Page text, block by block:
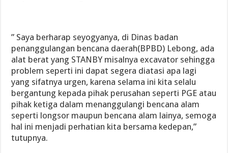
” Saya berharap seyogyanya, di Dinas badan
penanggulangan bencana daerah(BPBD) Lebong, ada
alat berat yang STANBY misalnya excavator sehingga
problem seperti ini dapat segera diatasi apa lagi
yang sifatnya urgen, karena selama ini kita selalu
bergantung kepada pihak perusahan seperti PGE atau
pihak ketiga dalam menanggulangi bencana alam
seperti longsor maupun bencana alam lainya, semoga
hal ini menjadi perhatian kita bersama kedepan,”
tutupnya.